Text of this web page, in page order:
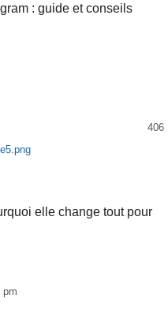
: guide et conseils
406
elle change tout pour
pm